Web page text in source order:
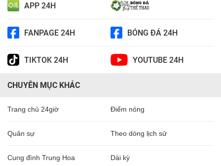
APP 24H
FANPAGE 24H BÓNG ĐÁ 24H
TIKTOK 24H YOUTUBE 24H
CHUYÊN MỤC KHÁC
Trang chủ 24giờ Điểm nóng
Quân sự Theo dòng lịch sử
Cung đình Trung Hoa Dài kỳ